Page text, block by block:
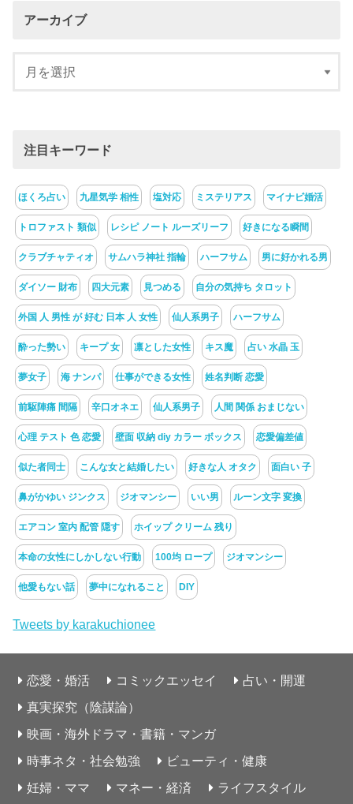
アーカイブ
注目キーワード
ほくろ占い 九星気学 相性 塩対応 ミステリアス マイナビ婚活
トロファスト 類似 レシピ ノート ルーズリーフ 好きになる瞬間
クラブチャティオ サムハラ神社 指輪 ハーフサム 男に好かれる男
ダイソー 財布 四大元素 見つめる 自分の気持ち タロット
外国 人 男性 が 好む 日本 人 女性 仙人系男子 ハーフサム
酔った勢い キープ 女 凛とした女性 キス魔 占い 水晶 玉
夢女子 海 ナンパ 仕事ができる女性 姓名判断 恋愛
前駆陣痛 間隔 辛口オネエ 仙人系男子 人間 関係 おまじない
心理 テスト 色 恋愛 壁面 収納 diy カラー ボックス 恋愛偏差値
似た者同士 こんな女と結婚したい 好きな人 オタク 面白い 子
鼻がかゆい ジンクス ジオマンシー いい男 ルーン文字 変換
エアコン 室内 配管 隠す ホイップ クリーム 残り
本命の女性にしかしない行動 100均 ロープ ジオマンシー
他愛もない話 夢中になれること DIY
Tweets by karakuchionee
恋愛・婚活 コミックエッセイ
占い・開運
真実探究（陰謀論）
映画・海外ドラマ・書籍・マンガ
時事ネタ・社会勉強
ビューティ・健康
妊婦・ママ
マネー・経済 ライフスタイル